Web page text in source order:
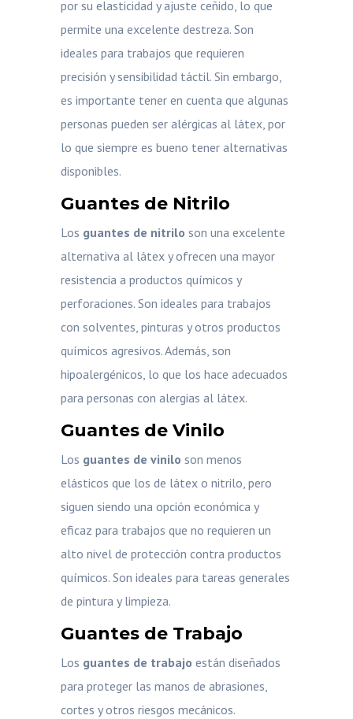
por su elasticidad y ajuste ceñido, lo que
permite una excelente destreza. Son
ideales para trabajos que requieren
precisión y sensibilidad táctil. Sin embargo,
es importante tener en cuenta que algunas
personas pueden ser alérgicas al látex, por
lo que siempre es bueno tener alternativas
disponibles.
Guantes de Nitrilo
Los guantes de nitrilo son una excelente
alternativa al látex y ofrecen una mayor
resistencia a productos químicos y
perforaciones. Son ideales para trabajos
con solventes, pinturas y otros productos
químicos agresivos. Además, son
hipoalergénicos, lo que los hace adecuados
para personas con alergias al látex.
Guantes de Vinilo
Los guantes de vinilo son menos
elásticos que los de látex o nitrilo, pero
siguen siendo una opción económica y
eficaz para trabajos que no requieren un
alto nivel de protección contra productos
químicos. Son ideales para tareas generales
de pintura y limpieza.
Guantes de Trabajo
Los guantes de trabajo están diseñados
para proteger las manos de abrasiones,
cortes y otros riesgos mecánicos.